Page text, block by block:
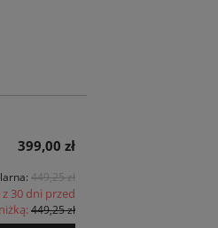
399,00 zł
449,25 zł
30 dni przed
449,25 zł